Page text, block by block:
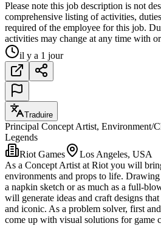
Please note this job description is not
comprehensive listing of activities,
required of the employee for this job.
activities may change at any time with
il y a 1 jour
Traduire
Principal Concept Artist, Environment/
Legends
Riot Games
Los Angeles, USA
As a Concept Artist at Riot you will
environments and props to life.
a napkin sketch or as much as a full-
will generate ideas and craft designs
and iconic. As a problem solver, first
come up with visual solutions for game